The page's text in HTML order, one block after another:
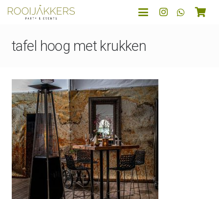
tafel hoog met krukken